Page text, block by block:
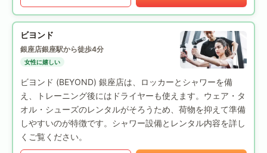
ビヨンド
銀座店銀座駅から徒歩4分
女性に嬉しい
ビヨンド (BEYOND) 銀座店は、ロッカーとシャワーを備
え、トレーニング後にはドライヤーも使えます。ウェア・タ
オル・シューズのレンタルがそろうため、荷物を抑えて準備
しやすいのが特徴です。シャワー設備とレンタル内容を詳し
くご覧ください。